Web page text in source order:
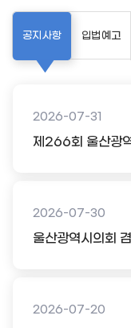
공지사항
2026-07-31
제266회 울산광
2026-07-30
울산광역시의회
2026-07-20
입법예고